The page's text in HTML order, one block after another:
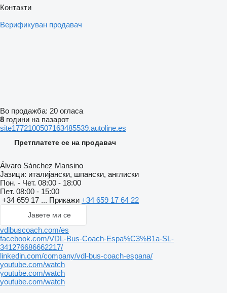
Контакти
Верификуван продавач
Во продажба: 20 огласа
8 години на пазарот
site1772100507163485539.autoline.es
Претплатете се на продавач
Álvaro Sánchez Mansino
Јазици: италијански, шпански, англиски
Пон. - Чет. 08:00 - 18:00
Пет. 08:00 - 15:00
+34 659 17 ... Прикажи +34 659 17 64 22
Јавете ми се
vdlbuscoach.com/es
facebook.com/VDL-Bus-Coach-Espa%C3%B1a-SL-
341276686662217/
linkedin.com/company/vdl-bus-coach-espana/
youtube.com/watch
youtube.com/watch
youtube.com/watch